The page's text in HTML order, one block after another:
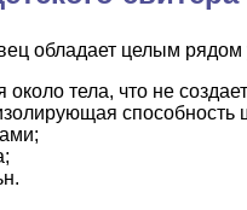
обладает целым рядом
около тела, что не
способность